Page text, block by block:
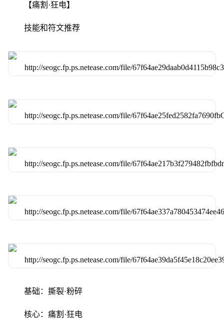
【痛割·狂电】
技能和符文推荐
基础：撕裂·粉碎
核心：痛割·狂电